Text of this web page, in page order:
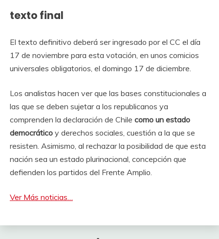
texto final
El texto definitivo deberá ser ingresado por el CC el día
17 de noviembre para esta votación, en unos comicios
universales obligatorios, el domingo 17 de diciembre.
Los analistas hacen ver que las bases constitucionales a
las que se deben sujetar a los republicanos ya
comprenden la declaración de Chile como un estado
democrático y derechos sociales, cuestión a la que se
resisten. Asimismo, al rechazar la posibilidad de que esta
nación sea un estado plurinacional, concepción que
defienden los partidos del Frente Amplio.
Ver Más noticias…